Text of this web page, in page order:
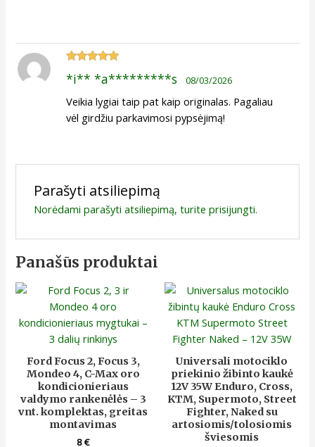
5iš 5
*i** *a*********s 08/03/2026
Veikia lygiai taip pat kaip originalas. Pagaliau
vėl girdžiu parkavimosi pypsėjimą!
Parašyti atsiliepimą
Norėdami parašyti atsiliepimą, turite prisijungti.
Panašūs produktai
Ford Focus 2, Focus 3,
Mondeo 4, C-Max oro
kondicionieriaus
valdymo rankenėlės – 3
vnt. komplektas, greitas
montavimas
8€
Universali motociklo
priekinio žibinto kaukė
12V 35W Enduro, Cross,
KTM, Supermoto, Street
Fighter, Naked su
artosiomis/tolosiomis
šviesomis